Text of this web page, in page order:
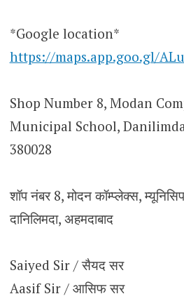
*Google location*
https://maps.app.goo.gl/
Shop Number 8, Modan
Municipal School,
380028
शॉप नंबर 8, मोदन कॉम्प्लेक्स,
दानिलिमदा, अहमदाबाद
Saiyed Sir / सैयद सर
Aasif Sir / आसिफ सर